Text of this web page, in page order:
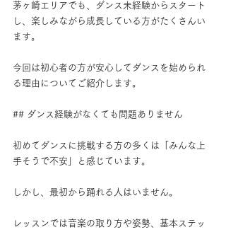
茅ヶ崎エリアでも、ダンス未経験からスタート
し、楽しみながら成長している方がたくさんい
ます。
今回は初心者の方が安心してダンスを始められ
る理由についてご紹介します。
## ダンス経験がなくても問題ありません
初めてダンスに挑戦する方の多くは「みんな上
手そうで不安」と感じています。
しかし、最初から踊れる人はいません。
レッスンでは音楽の取り方や姿勢、基本ステッ